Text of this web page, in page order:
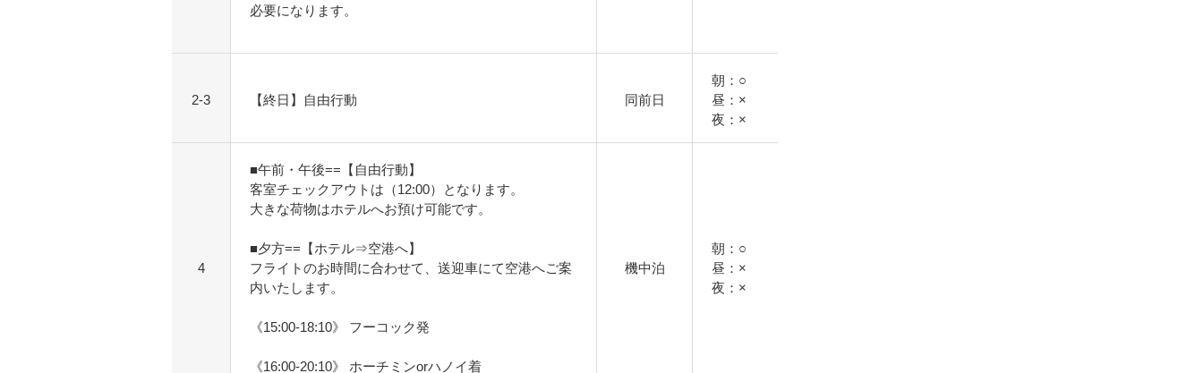
必要になります。
2-3 【終日】自由行動 同前日
朝：○
昼：×
夜：×
4
■午前・午後==【自由行動】
客室チェックアウトは（12:00）となります。
大きな荷物はホテルへお預け可能です。
■夕方==【ホテル⇒空港へ】
フライトのお時間に合わせて、送迎車にて空港へご案
内いたします。
《15:00-18:10》 フーコック発
《16:00-20:10》 ホーチミンorハノイ着
機中泊
朝：○
昼：×
夜：×